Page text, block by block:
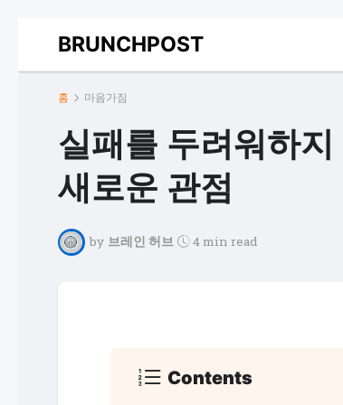
BRUNCHPOST
홈 마음가짐
실패를 두려워하
새로운 관점
by 브레인 허브 4 min read
Contents